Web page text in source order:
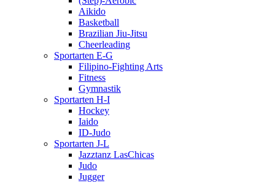
Aikido
Basketball
Brazilian Jiu-Jitsu
Cheerleading
Sportarten E-G
Filipino-Fighting Arts
Fitness
Gymnastik
Sportarten H-I
Hockey
Iaido
ID-Judo
Sportarten J-L
Jazztanz LasChicas
Judo
Jugger